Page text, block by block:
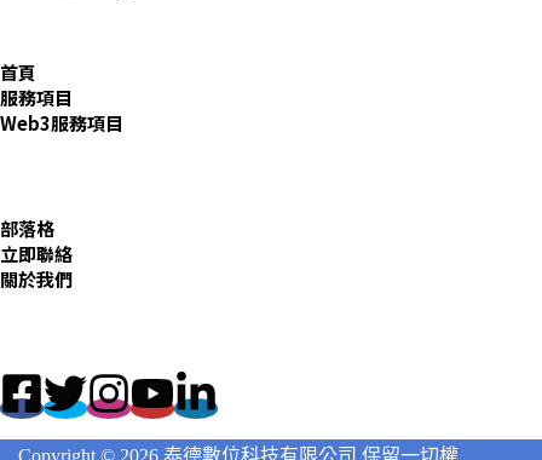
首頁
服務項目
Web3服務項目
部落格
立即聯絡
關於我們